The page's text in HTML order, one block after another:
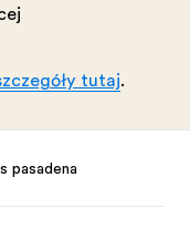
tutaj.
pasadena